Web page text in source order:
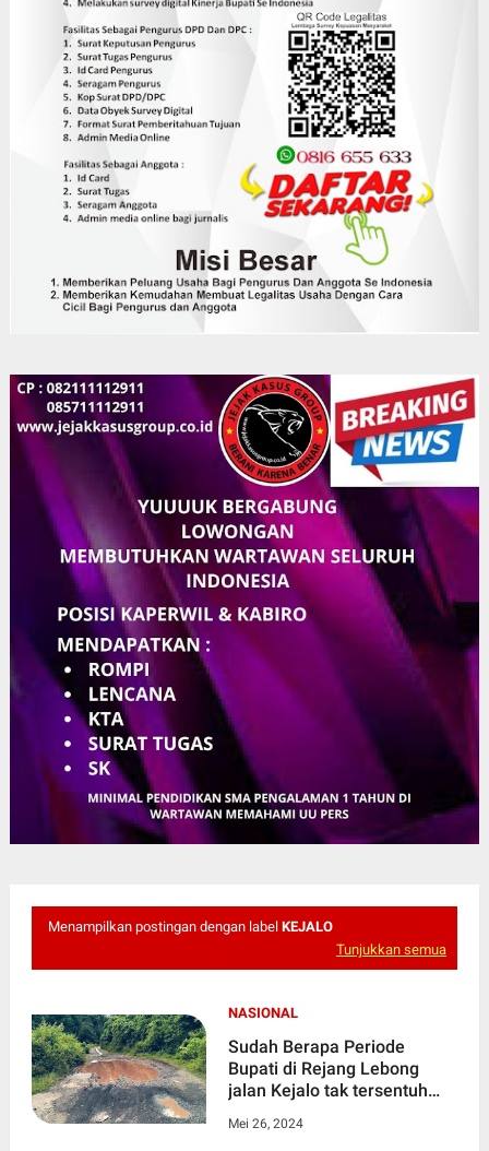
Menampilkan postingan dengan label KEJALO
Tunjukkan semua
NASIONAL
Sudah Berapa Periode
Bupati di Rejang Lebong
jalan Kejalo tak tersentuh
Mei 26, 2024